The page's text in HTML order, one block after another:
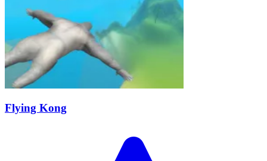
Flying Kong